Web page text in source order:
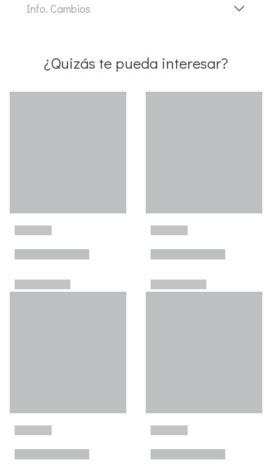
Info. Cambios
¿Quizás te pueda interesar?